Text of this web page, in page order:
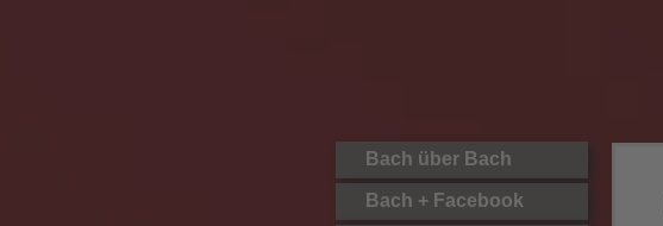
Bach über Bach
Bach + Facebook